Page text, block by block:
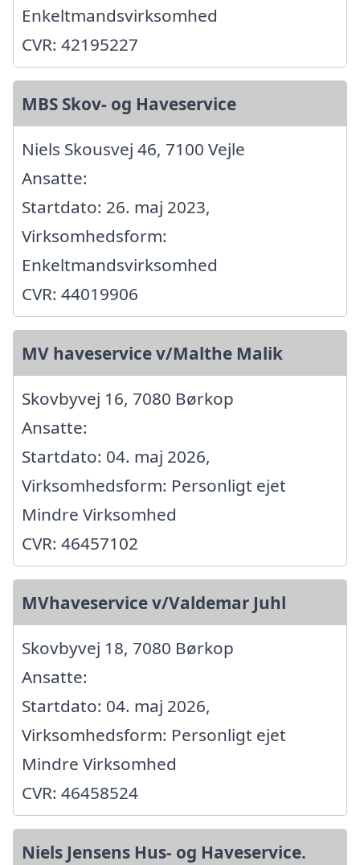
Enkeltmandsvirksomhed
CVR: 42195227
MBS Skov- og Haveservice
Niels Skousvej 46, 7100 Vejle
Ansatte:
Startdato: 26. maj 2023,
Virksomhedsform:
Enkeltmandsvirksomhed
CVR: 44019906
MV haveservice v/Malthe Malik
Skovbyvej 16, 7080 Børkop
Ansatte:
Startdato: 04. maj 2026,
Virksomhedsform: Personligt ejet
Mindre Virksomhed
CVR: 46457102
MVhaveservice v/Valdemar Juhl
Skovbyvej 18, 7080 Børkop
Ansatte:
Startdato: 04. maj 2026,
Virksomhedsform: Personligt ejet
Mindre Virksomhed
CVR: 46458524
Niels Jensens Hus- og Haveservice.